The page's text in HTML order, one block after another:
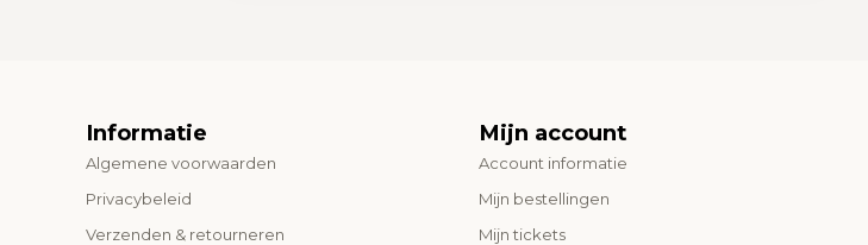
Informatie
Algemene voorwaarden
Privacybeleid
Verzenden & retourneren
Mijn account
Account informatie
Mijn bestellingen
Mijn tickets